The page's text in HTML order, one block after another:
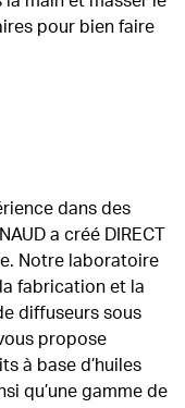
pour bien faire
dans des
a créé DIRECT
Notre laboratoire
fabrication et la
diffuseurs sous
propose
à base d’huiles
qu’une gamme de